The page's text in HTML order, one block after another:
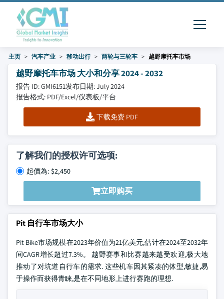
主页 汽车产业 移动出行 两轮与三轮车 越野摩托车市场
越野摩托车市场 大小和分享 2024 - 2032
报告 ID: GMI6151发布日期: July 2024
报告格式: PDF/Excel/仪表板/平台
下载免费 PDF
了解我们的授权许可选项:
起價為: $2,450
立即购买
Pit 自行车市场大小
Pit Bike市场规模在2023年价值为21亿美元,估计在2024至2032年
间CAGR增长超过7.3%。 越野赛事和比赛越来越受欢迎,极大地
推动了对坑道自行车的需求. 这些机车因其紧凑的体型,敏捷,易
于操作而获得青睐,是在不同地形上进行赛跑的理想.